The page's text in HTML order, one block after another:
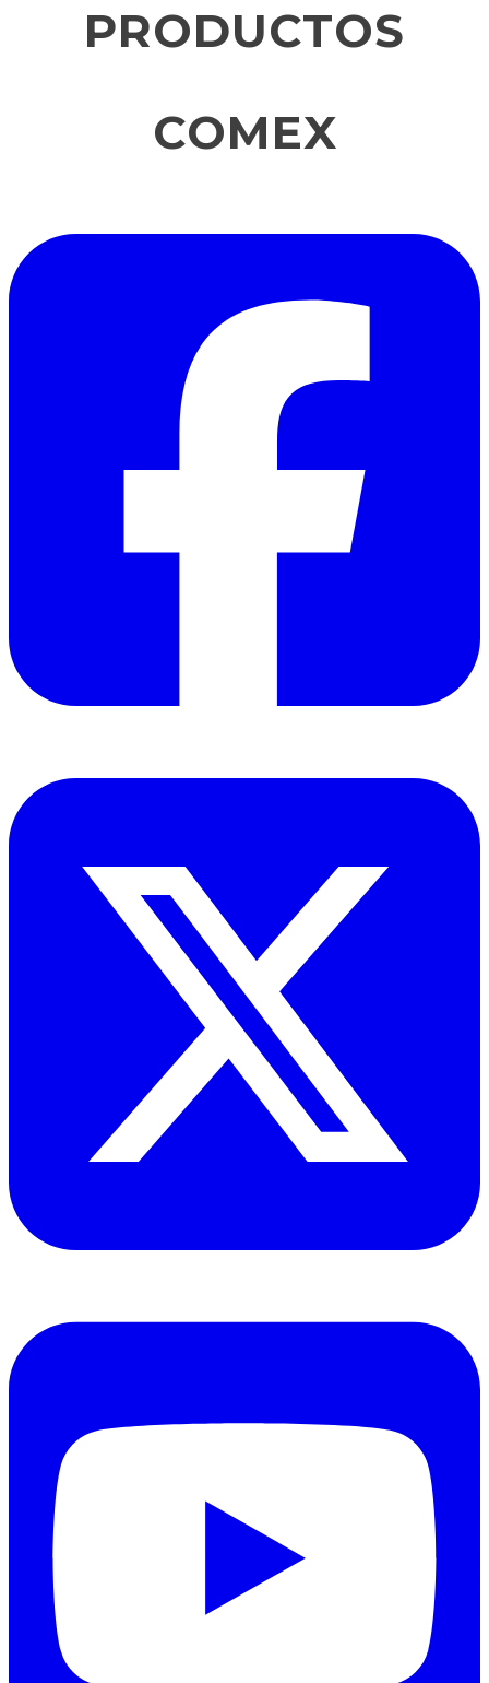
PRODUCTOS
COMEX